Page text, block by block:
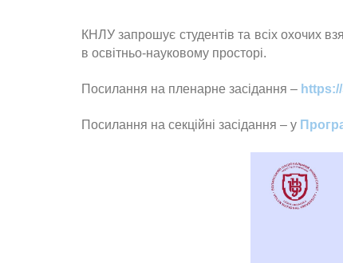
КНЛУ запрошує студентів та всіх охочих
в освітньо-науковому просторі.
Посилання на пленарне засідання –
Посилання на секційні засідання – у